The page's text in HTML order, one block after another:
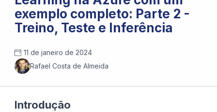
exemplo completo: Parte 2 -
Treino, Teste e Inferência
11 de janeiro de 2024
Rafael Costa de Almeida
Introdução